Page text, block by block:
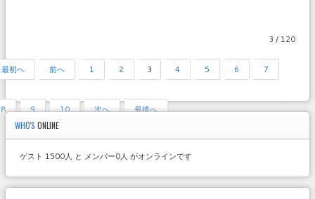
3 / 120
最初へ 前へ 1 2 3 4 5 6 7
8 9 10 次へ
最後へ
WHO'S ONLINE
ゲスト 1500人 と メンバー0人 がオンラインです